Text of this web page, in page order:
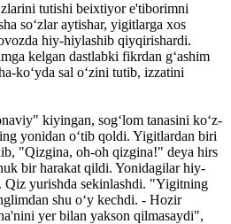
tutishi beixtiyor e'tiborimni
so‘zlar aytishar, yigitlarga xos
hiy-hiylashib qiyqirishardi.
kelgan dastlabki fikrdan g‘ashim
ko‘yda sal o‘zini tutib, izzatini
ki­yingan, sog‘lom tanasini ko‘z-
yonidan o‘tib qoldi. Yigitlardan biri
"Qizgina, oh-oh qizgina!" deya hirs
bir harakat qildi. Yonidagilar hiy-
Qiz yurishda sekinlashdi. "Yigitning
shu o‘y kechdi. - Hozir
yer bilan yakson qilmasaydi",